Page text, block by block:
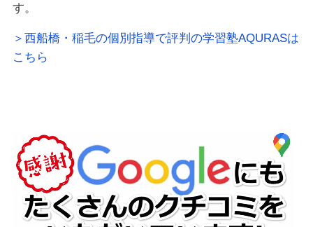
す。
＞西船橋・稲毛の個別指導で評判の学習塾AQURASは
こちら